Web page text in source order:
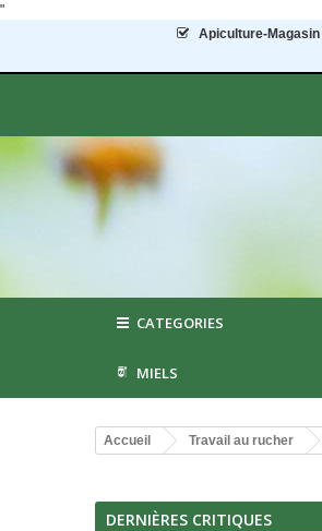
"
Apiculture-Magasin
CATEGORIES
MIELS
Accueil Travail au rucher
DERNIÈRES CRITIQUES